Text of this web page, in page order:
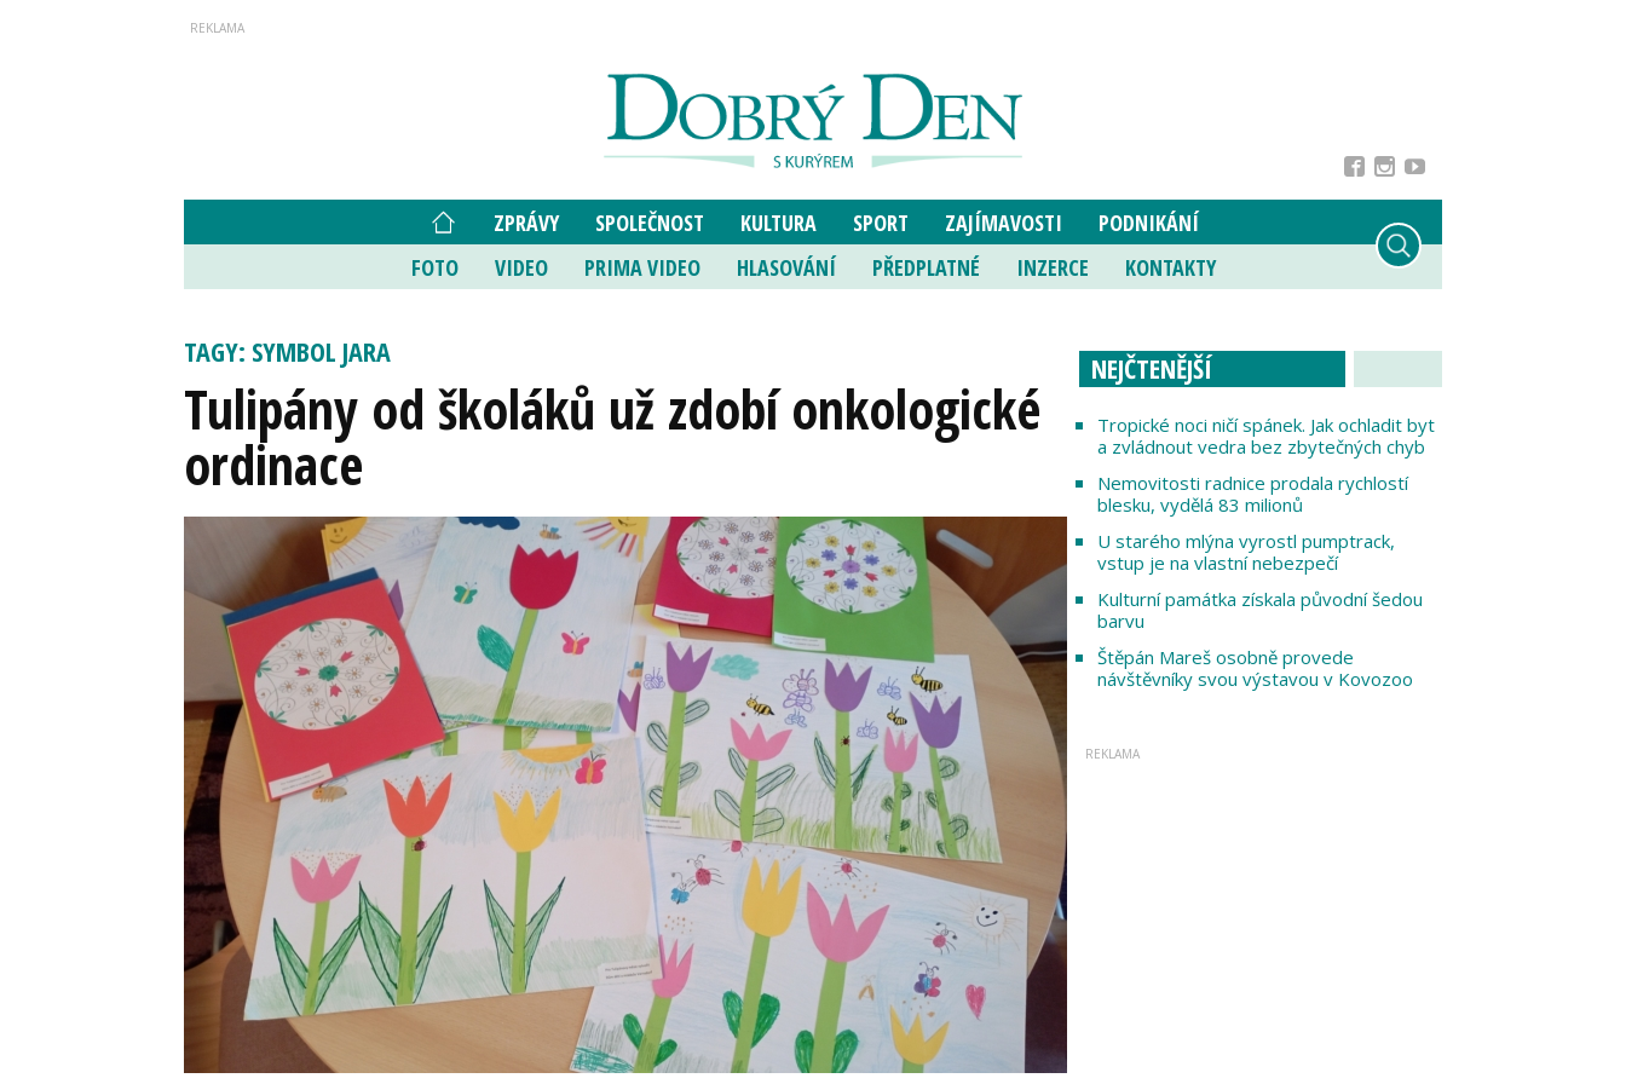
ZPRÁVY SPOLEČNOST KULTURA SPORT ZAJÍMAVOSTI
PODNIKÁNÍ
FOTO
VIDEO PRIMA VIDEO HLASOVÁNÍ PŘEDPLATNÉ INZERCE KONTAKTY
TAGY: SYMBOL JARA
Tulipány od školáků už zdobí onkologické
ordinace
NEJČTENĚJŠÍ
Tropické noci ničí spánek. Jak ochladit byt
a zvládnout vedra bez zbytečných chyb
Nemovitosti radnice prodala rychlostí
blesku, vydělá 83 milionů
U starého mlýna vyrostl pumptrack,
vstup je na vlastní nebezpečí
Kulturní památka získala původní šedou
barvu
Štěpán Mareš osobně provede
návštěvníky svou výstavou v Kovozoo